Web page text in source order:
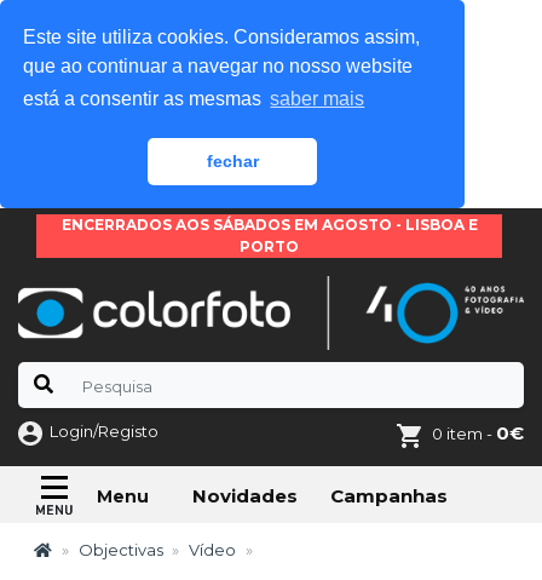
Este site utiliza cookies. Consideramos assim,
que ao continuar a navegar no nosso website
está a consentir as mesmas saber mais
fechar
ENCERRADOS AOS SÁBADOS EM AGOSTO - LISBOA E
PORTO
Login/Registo 0 item - 0€
Menu Novidades Campanhas
Objectivas Vídeo